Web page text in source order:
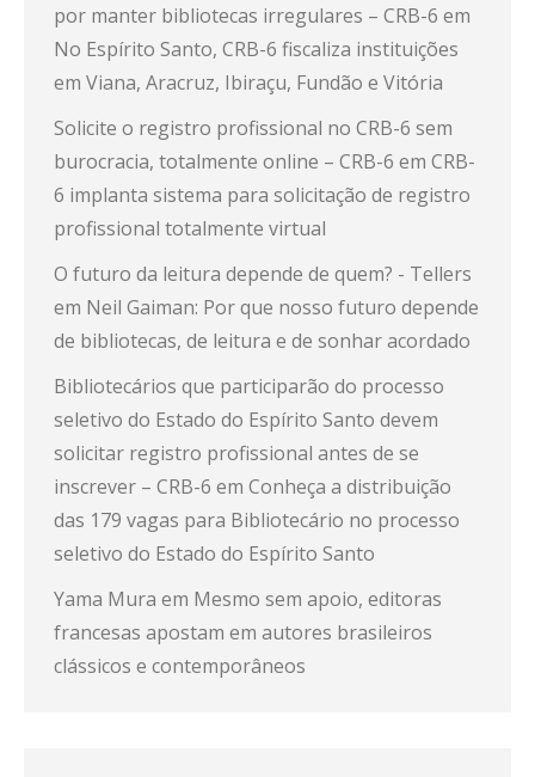
por manter bibliotecas irregulares – CRB-6 em
No Espírito Santo, CRB-6 fiscaliza instituições
em Viana, Aracruz, Ibiraçu, Fundão e Vitória
Solicite o registro profissional no CRB-6 sem
burocracia, totalmente online – CRB-6 em CRB-
6 implanta sistema para solicitação de registro
profissional totalmente virtual
O futuro da leitura depende de quem? - Tellers
em Neil Gaiman: Por que nosso futuro depende
de bibliotecas, de leitura e de sonhar acordado
Bibliotecários que participarão do processo
seletivo do Estado do Espírito Santo devem
solicitar registro profissional antes de se
inscrever – CRB-6 em Conheça a distribuição
das 179 vagas para Bibliotecário no processo
seletivo do Estado do Espírito Santo
Yama Mura em Mesmo sem apoio, editoras
francesas apostam em autores brasileiros
clássicos e contemporâneos